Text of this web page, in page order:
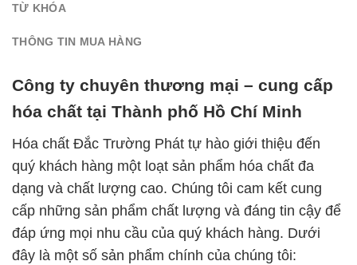
TỪ KHÓA
THÔNG TIN MUA HÀNG
Công ty chuyên thương mại – cung cấp
hóa chất tại Thành phố Hồ Chí Minh
Hóa chất Đắc Trường Phát tự hào giới thiệu đến
quý khách hàng một loạt sản phẩm hóa chất đa
dạng và chất lượng cao. Chúng tôi cam kết cung
cấp những sản phẩm chất lượng và đáng tin cậy để
đáp ứng mọi nhu cầu của quý khách hàng. Dưới
đây là một số sản phẩm chính của chúng tôi: